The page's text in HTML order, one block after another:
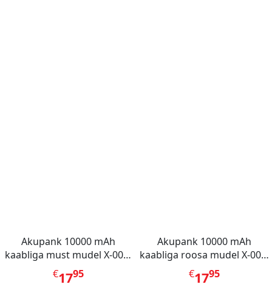
Akupank 10000 mAh
kaabliga must mudel X-001,
Mini Berry
€1795
Akupank 10000 mAh
kaabliga roosa mudel X-001,
Mini Berry
€1795